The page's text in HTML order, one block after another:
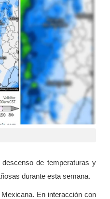
de temperaturas y
durante esta semana.
En interacción con